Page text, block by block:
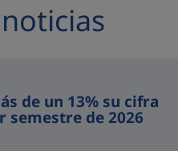
de un 13% su cifra
semestre de 2026